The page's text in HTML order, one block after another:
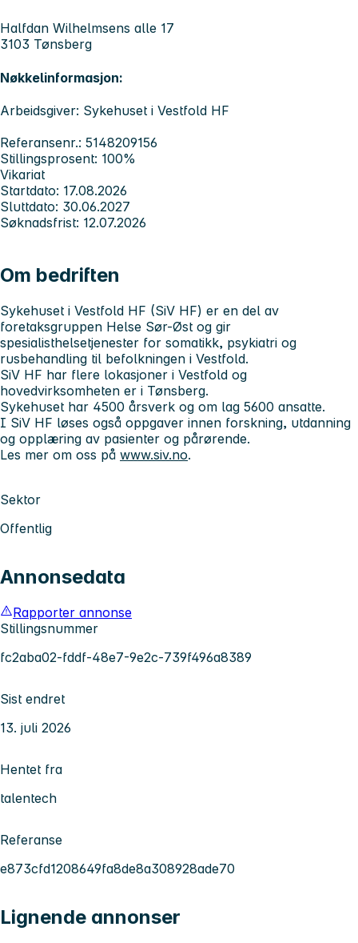
Halfdan Wilhelmsens alle 17
3103 Tønsberg
Nøkkelinformasjon:
Arbeidsgiver: Sykehuset i Vestfold HF
Referansenr.: 5148209156
Stillingsprosent: 100%
Vikariat
Startdato: 17.08.2026
Sluttdato: 30.06.2027
Søknadsfrist: 12.07.2026
Om bedriften
Sykehuset i Vestfold HF (SiV HF) er en del av
foretaksgruppen Helse Sør-Øst og gir
spesialisthelsetjenester for somatikk, psykiatri og
rusbehandling til befolkningen i Vestfold.
SiV HF har flere lokasjoner i Vestfold og
hovedvirksomheten er i Tønsberg.
Sykehuset har 4500 årsverk og om lag 5600 ansatte.
I SiV HF løses også oppgaver innen forskning, utdanning
og opplæring av pasienter og pårørende.
Les mer om oss på www.siv.no.
Sektor
Offentlig
Annonsedata
Rapporter annonse
Stillingsnummer
fc2aba02-fddf-48e7-9e2c-739f496a8389
Sist endret
13. juli 2026
Hentet fra
talentech
Referanse
e873cfd1208649fa8de8a308928ade70
Lignende annonser